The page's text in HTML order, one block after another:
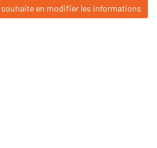
souhaite en modifier les informations